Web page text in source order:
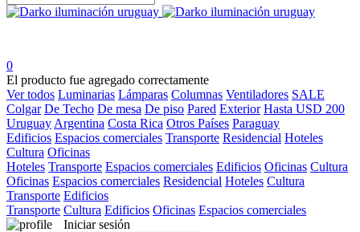
0
El producto fue agregado correctamente
Ver todos Luminarias Lámparas Columnas Ventiladores SALE
Colgar De Techo De mesa De piso Pared Exterior Hasta USD 200
Uruguay Argentina Costa Rica Otros Países Paraguay
Edificios Espacios comerciales Transporte Residencial Hoteles
Cultura Oficinas
Hoteles Transporte Espacios comerciales Edificios Oficinas Cultura
Oficinas Espacios comerciales Residencial Hoteles Cultura
Transporte Edificios
Transporte Cultura Edificios Oficinas Espacios comerciales
Iniciar sesión